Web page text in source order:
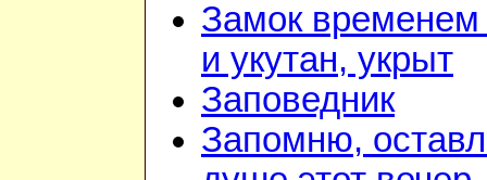
Замок временем
и укутан, укрыт
Заповедник
Запомню,